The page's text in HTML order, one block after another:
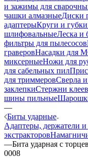
и зажимы для
чашки алмазныеДиски
адаптерыКруги и
шлифовальныеЛеска и
фильтры для пылесосов
граверовНасадки для
миксерныеНожи для
для сабельных пил
для триммеровСверла
заклепкиСтержни
шины пильные
—
Биты ударные
Адаптеры, держатели и
экстракторов
—Бита ударная с
0008